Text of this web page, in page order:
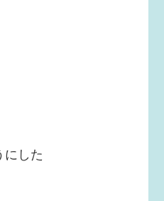
にした